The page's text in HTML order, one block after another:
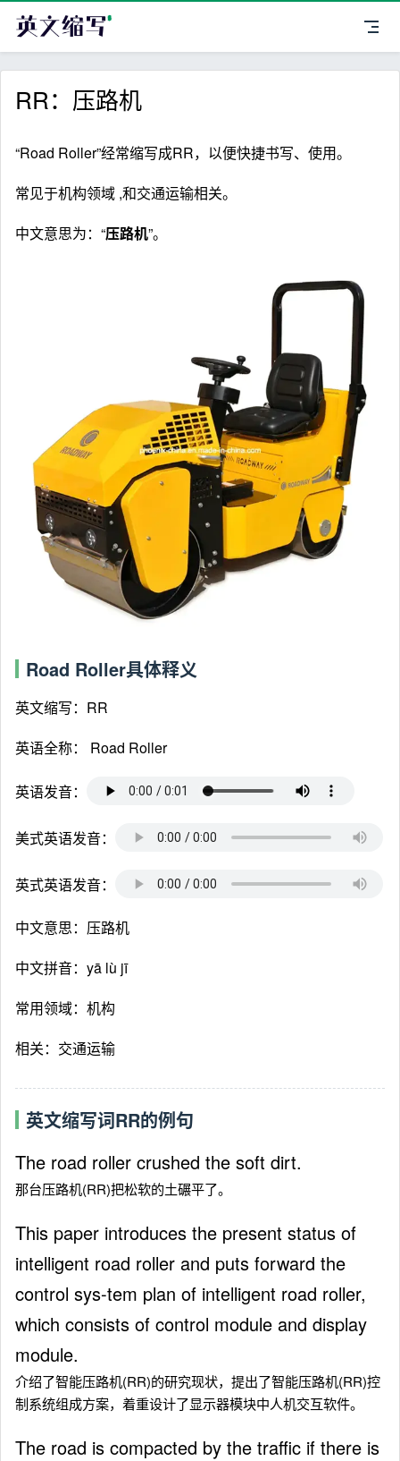
RR：压路机
“Road Roller”经常缩写成RR，以便快捷书写、使用。
常见于机构领域 ,和交通运输相关。
中文意思为：“压路机”。
Road Roller具体释义
英文缩写：RR
英语全称： Road Roller
英语发音：
美式英语发音：
英式英语发音：
中文意思：压路机
中文拼音：yā lù jī
常用领域：机构
相关：交通运输
英文缩写词RR的例句
The road roller crushed the soft dirt.
那台压路机(RR)把松软的土碾平了。
This paper introduces the present status of
intelligent road roller and puts forward the
control sys-tem plan of intelligent road roller,
which consists of control module and display
module.
介绍了智能压路机(RR)的研究现状，提出了智能压路机(RR)控
制系统组成方案，着重设计了显示器模块中人机交互软件。
The road is compacted by the traffic if there is